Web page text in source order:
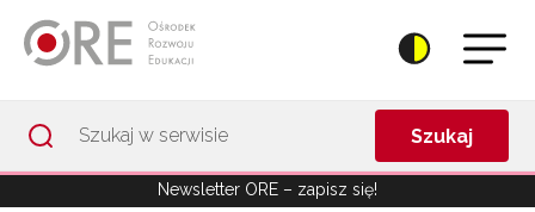
Szukaj
Newsletter ORE – zapisz się!